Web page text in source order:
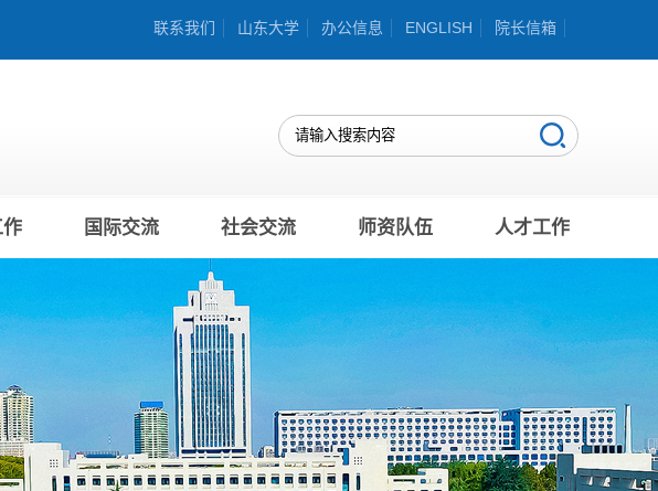
联系我们 山东大学 办公信息 ENGLISH 院长信箱
作 国际交流 社会交流 师资队伍 人才工作